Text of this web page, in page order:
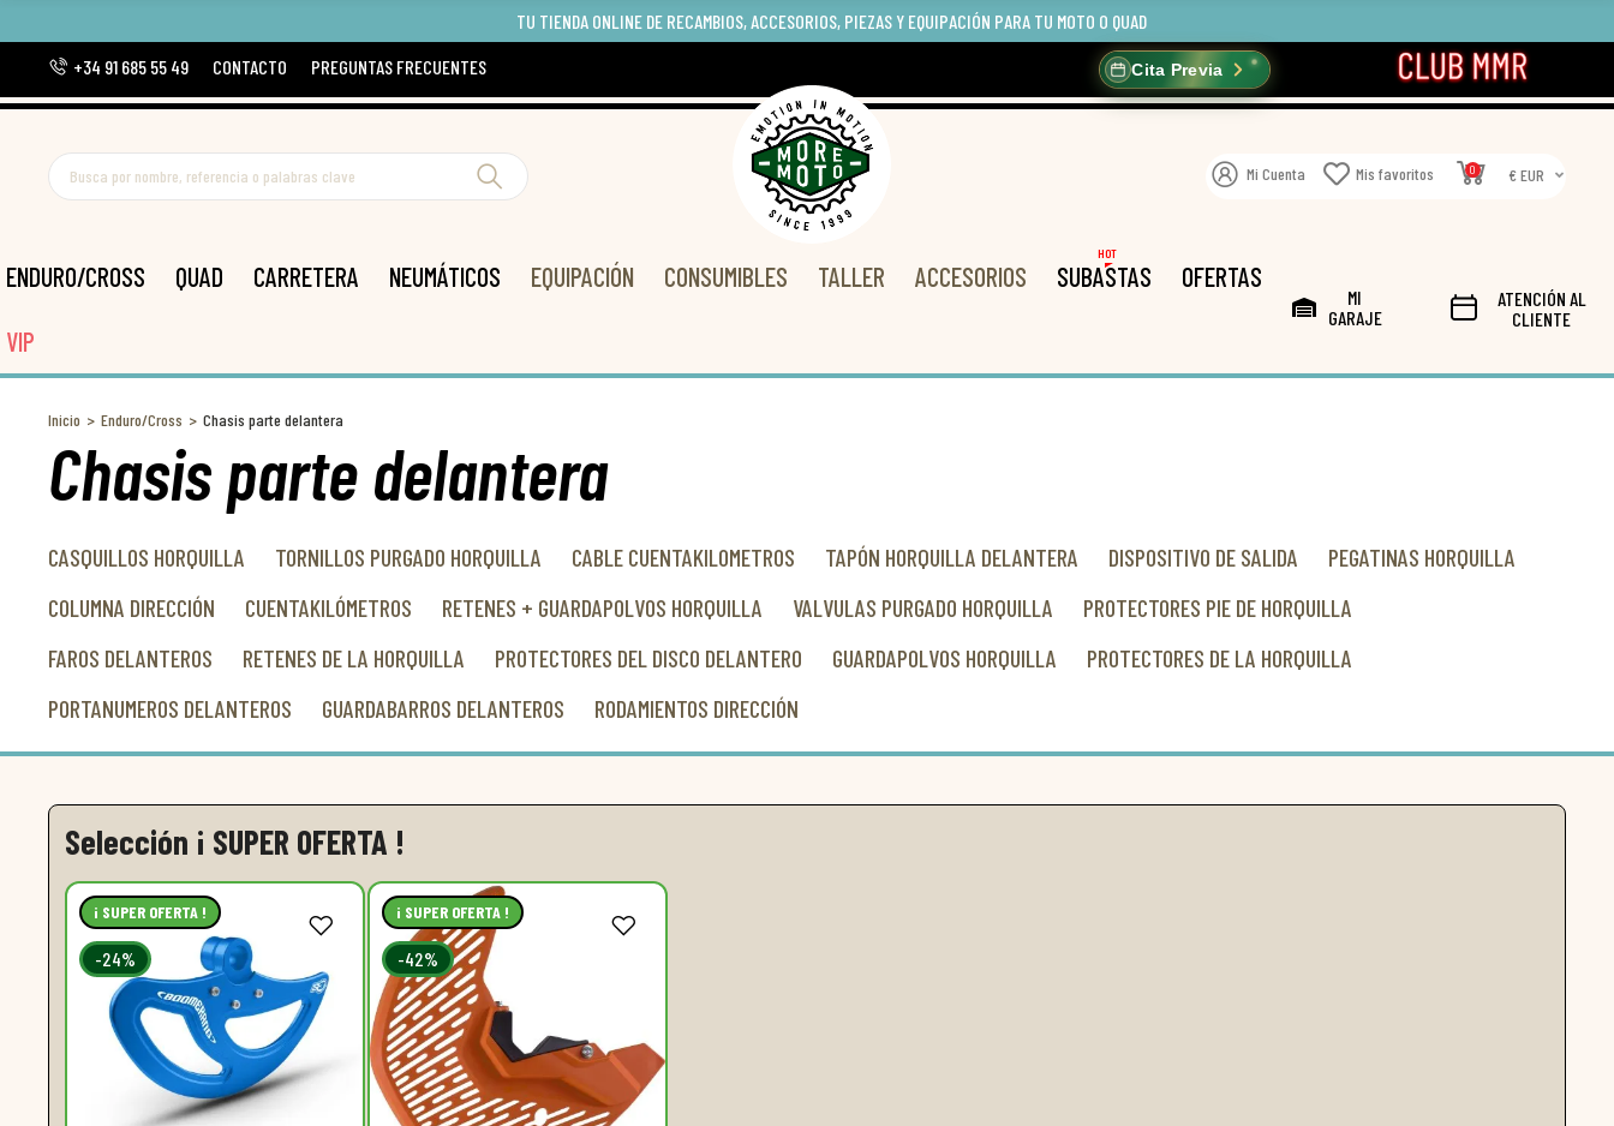
TU TIENDA ONLINE DE RECAMBIOS, ACCESORIOS, PIEZAS Y EQUIPACIÓN PARA TU MOTO O QUAD
+34 91 685 55 49
CONTACTO PREGUNTAS FRECUENTES Cita Previa
Mi Cuenta Mis favoritos 0 € EUR
ENDURO/CROSS QUAD CARRETERA NEUMÁTICOS EQUIPACIÓN CONSUMIBLES TALLER ACCESORIOS SUBASTAS
HOT
OFERTAS
VIP
MI
GARAJE
ATENCIÓN AL
CLIENTE
Inicio Enduro/Cross Chasis parte delantera
Chasis parte delantera
CASQUILLOS HORQUILLA TORNILLOS PURGADO HORQUILLA CABLE CUENTAKILOMETROS TAPÓN HORQUILLA DELANTERA DISPOSITIVO DE SALIDA
PEGATINAS HORQUILLA
COLUMNA DIRECCIÓN
CUENTAKILÓMETROS RETENES + GUARDAPOLVOS HORQUILLA VALVULAS PURGADO HORQUILLA
PROTECTORES PIE DE HORQUILLA
FAROS DELANTEROS
RETENES DE LA HORQUILLA PROTECTORES DEL DISCO DELANTERO GUARDAPOLVOS HORQUILLA
PROTECTORES DE LA HORQUILLA
PORTANUMEROS DELANTEROS
GUARDABARROS DELANTEROS RODAMIENTOS DIRECCIÓN
Selección ¡ SUPER OFERTA !
¡ SUPER OFERTA !
-24%
¡ SUPER OFERTA !
-42%